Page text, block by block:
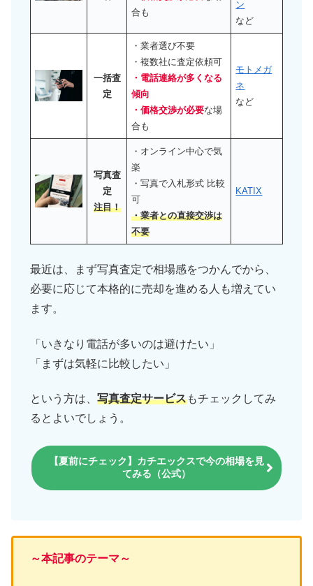
合も
ン
など
一括査
定
・業者選び不要
・複数社に査定依頼可
・電話連絡が多くなる
傾向
・価格交渉が必要な場
合も
モトメガ
ネ
など
写真査
定
注目！
・オンライン中心で気
楽
・写真で入札形式 比較
可
・業者との直接交渉は
不要
KATIX
最近は、まず写真査定で相場感をつかんでから、
必要に応じて本格的に売却を進める人も増えてい
ます。
「いきなり電話が多いのは避けたい」
「まずは気軽に比較したい」
という方は、 写真査定サービスもチェックしてみ
るとよいでしょう。
【夏前にチェック】カチエックスで今の相場を見
てみる（公式）
～本記事のテーマ～